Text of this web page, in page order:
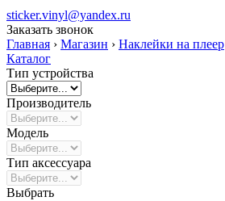
sticker.vinyl@yandex.ru
Заказать звонок
Главная › Магазин › Наклейки на плеер
Каталог
Тип устройства
Производитель
Модель
Тип аксессуара
Выбрать